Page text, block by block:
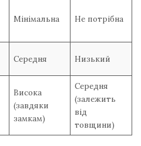
Мінімальна Не потрібна
Середня Низький
Висока
(завдяки
замкам)
Середня
(залежить
від
товщини)